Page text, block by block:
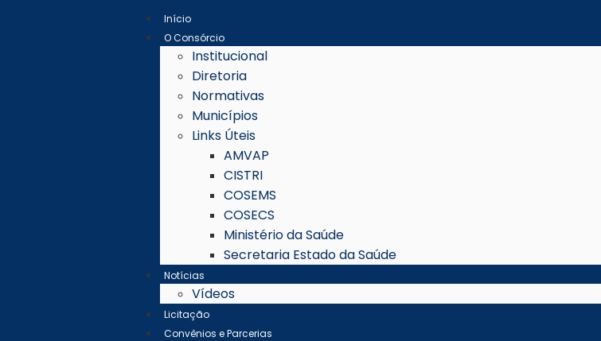
Início
O Consórcio
Institucional
Diretoria
Normativas
Municípios
Links Úteis
AMVAP
CISTRI
COSEMS
COSECS
Ministério da Saúde
Secretaria Estado da Saúde
Notícias
Vídeos
Licitação
Convênios e Parcerias